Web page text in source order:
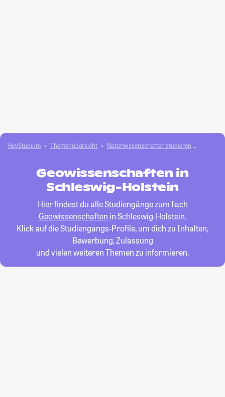
HeyStudium Themenübersicht Natur­wissenschaften studieren
Geowissenschaften in
Schleswig-Holstein
Hier findest du alle Studiengänge zum Fach
Geowissenschaften in Schleswig-Holstein.
Klick auf die Studiengangs-Profile, um dich zu Inhalten,
Bewerbung, Zulassung
und vielen weiteren Themen zu informieren.